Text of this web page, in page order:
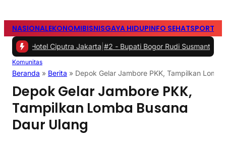
NASIONALEKONOMIBISNISGAYA HIDUPINFO SEHATSPORTS
Ciputra Jakarta|#2 -Bupati Bogor Rudi Susmanto Meresmikan
Komunitas
Beranda » Berita » Depok Gelar Jambore PKK, Tampilkan
Depok Gelar Jambore PKK,
Tampilkan Lomba Busana
Daur Ulang